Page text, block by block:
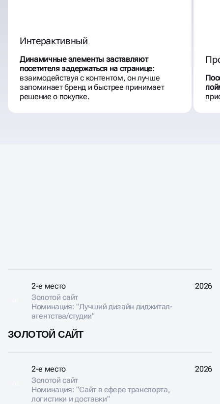
Интерактивный
Динамичные элементы заставляют
посетителя задержаться на странице:
взаимодействуя с контентом, он лучше
запоминает бренд и быстрее принимает
решение о покупке.
ЗОЛОТОЙ САЙТ
2-е место
Золотой сайт
Номинация: "Лучший дизайн диджитал-
агентства/студии"
2026
2-е место
Золотой сайт
Номинация: "Сайт в сфере транспорта,
логистики и доставки"
2026